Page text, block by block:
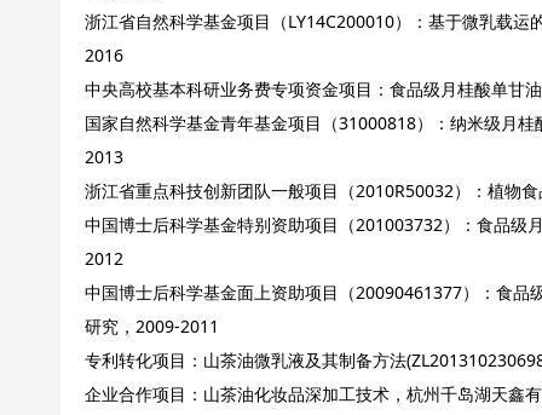
浙江省自然科学基金项目（LY14C200010）：基于微乳载
2016
中央高校基本科研业务费专项资金项目：食品级月桂酸单甘
国家自然科学基金青年基金项目（31000818）：纳米级月
2013
浙江省重点科技创新团队一般项目（2010R50032）：植物
中国博士后科学基金特别资助项目（201003732）：食品级
2012
中国博士后科学基金面上资助项目（20090461377）：食品
研究，2009-2011
专利转化项目：山茶油微乳液及其制备方法
企业合作项目：山茶油化妆品深加工技术，杭州千岛湖天鑫